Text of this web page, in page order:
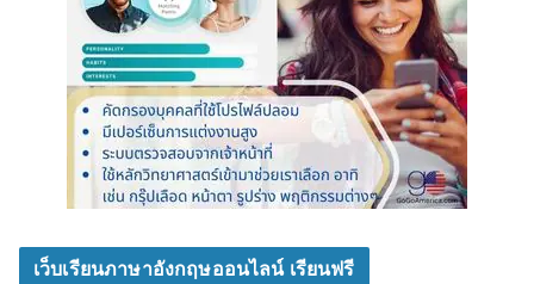
เว็บเรียนภาษาอังกฤษออนไลน์ เรียนฟรี